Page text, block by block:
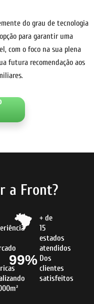
do grau de tecnologia
para garantir uma
com o foco na sua plena
futura recomendação aos
a Front?
+ de
15
estados
atendidos
99% Dos
clientes
satisfeitos